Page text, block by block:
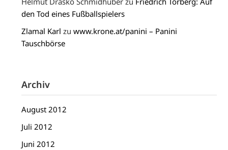
den Tod eines Fußballspielers
Zlamal Karl zuwww.krone.at/panini – Panini
Tauschbörse
Archiv
August 2012
Juli 2012
Juni 2012